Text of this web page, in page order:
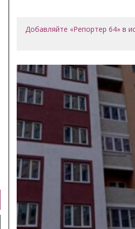
Добавляйте «Репортер 64» в